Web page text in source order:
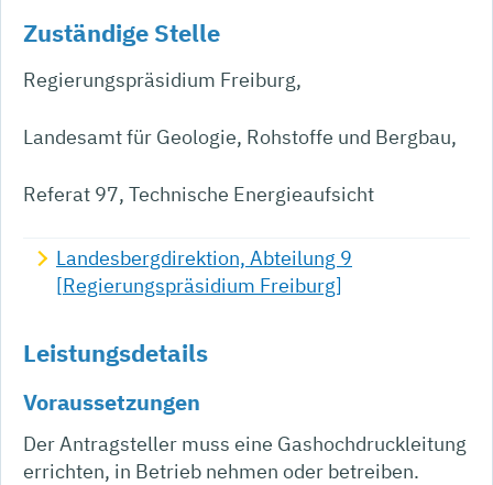
Zuständige Stelle
Regierungspräsidium Freiburg,
Landesamt für Geologie, Rohstoffe und Bergbau,
Referat 97, Technische Energieaufsicht
Landesbergdirektion, Abteilung 9
[Regierungspräsidium Freiburg]
Leistungsdetails
Voraussetzungen
Der Antragsteller muss eine Gashochdruckleitung
errichten, in Betrieb nehmen oder betreiben.